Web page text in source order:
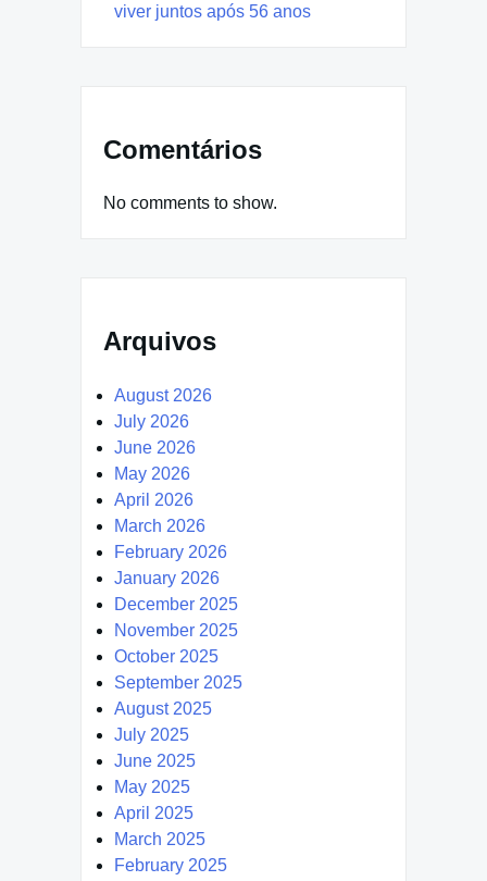
viver juntos após 56 anos
Comentários
No comments to show.
Arquivos
August 2026
July 2026
June 2026
May 2026
April 2026
March 2026
February 2026
January 2026
December 2025
November 2025
October 2025
September 2025
August 2025
July 2025
June 2025
May 2025
April 2025
March 2025
February 2025